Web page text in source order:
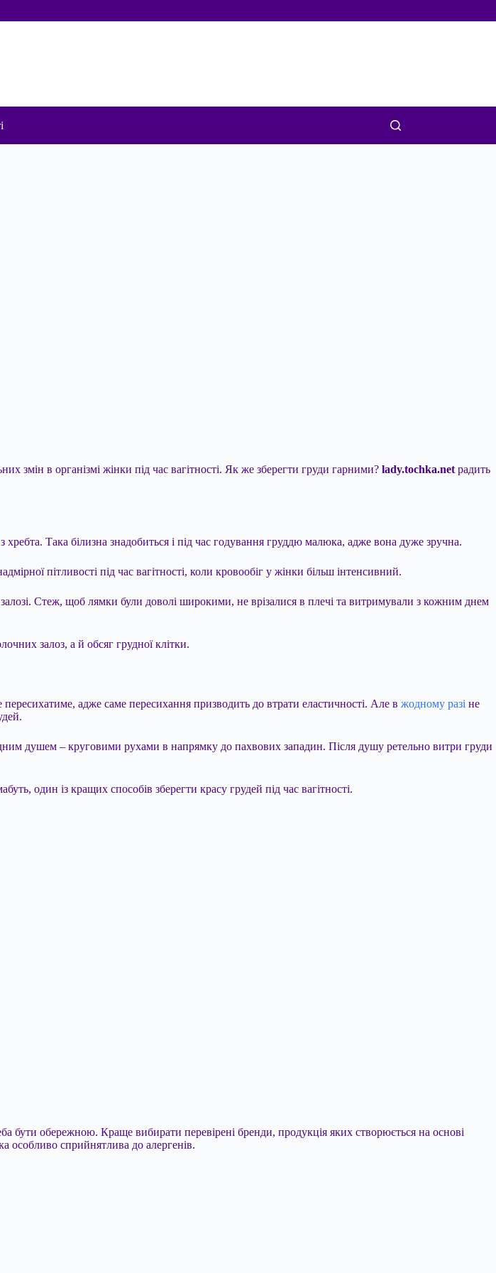
змін в організмі жінки під час вагітності. Як же зберегти груди гарними? lady.tochka.net радить
Така білизна знадобиться і під час годування груддю малюка, адже вона дуже зручна.
пітливості під час вагітності, коли кровообіг у жінки більш інтенсивний.
Стеж, щоб лямки були доволі широкими, не врізалися в плечі та витримували з кожним днем
залоз, а й обсяг грудної клітки.
адже саме пересихання призводить до втрати еластичності. Але в жодному разі не
душем – круговими рухами в напрямку до пахвових западин. Після душу ретельно витри груди
один із кращих способів зберегти красу грудей під час вагітності.
бути обережною. Краще вибирати перевірені бренди, продукція яких створюється на основі
особливо сприйнятлива до алергенів.